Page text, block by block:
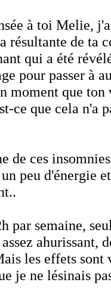
à toi Melie,
résultante de ta
qui a été
pour passer à
moment que
ce que cela n'a
de ces
peu d'énergie
par semaine,
ahurissant,
les effets
je ne lésinais